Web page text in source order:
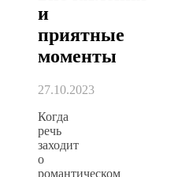
и
приятные
моменты
27.10.2023
Когда
речь
заходит
о
романтическом